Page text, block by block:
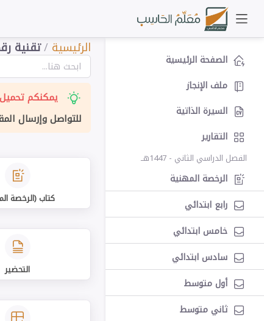
الصفحة الرئيسية
ملف الإنجاز
السيرة الذاتية
التقارير
الفصل الدراسي الثاني - 1447هــ
الرخصة المهنية
رابع ابتدائي
خامس ابتدائي
سادس ابتدائي
أول متوسط
ثاني متوسط
الرئيسية /تقنية
يمكنكم
للتواصل وإرسال
كتاب (الرخصة
التحضير